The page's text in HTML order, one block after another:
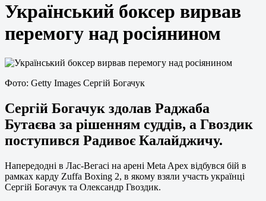
Український боксер вирвав
перемогу над росіянином
Фото: Getty Images Сергій Богачук
Сергій Богачук здолав Раджаба
Бутаєва за рішенням суддів, а Гвоздик
поступився Радивоє Калайджичу.
Напередодні в Лас-Вегасі на арені Meta Apex відбувся бій в
рамках карду Zuffa Boxing 2, в якому взяли участь українці
Сергій Богачук та Олександр Гвоздик.